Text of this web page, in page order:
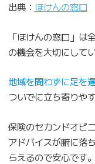
出典： ほけんの窓口
「ほけんの窓口」
の機会を大切にしてい
地域を問わずに足を
ついでに立ち寄りや
保険のセカンドオピ
アドバイスが腑に落
らえるので安心です。